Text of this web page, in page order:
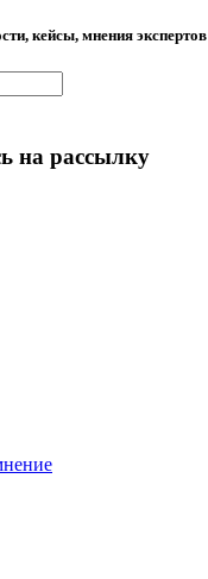
кейсы, мнения экспертов
на рассылку